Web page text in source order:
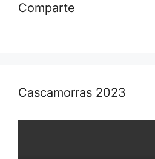
Comparte
Cascamorras 2023